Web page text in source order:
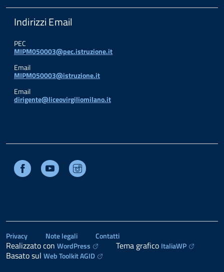
Indirizzi Email
PEC
MIPM050003@pec.istruzione.it
Email
MIPM050003@istruzione.it
Email
dirigente@liceovirgiliomilano.it
Facebook Youtube
Privacy Note legali Contatti
Realizzato con WordPress Tema grafico ItaliaWP
Basato sul Web Toolkit AGID